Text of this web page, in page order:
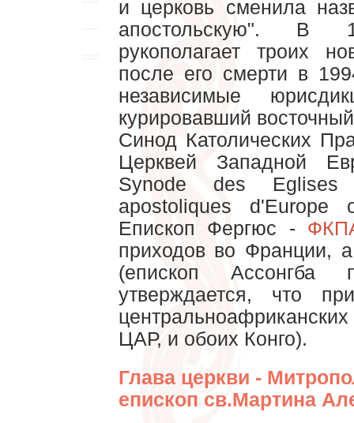
и церковь сменила
апостольскую". В
рукополагает троих
после его смерти в
независимые
курировавший
Синод Католических
Церквей Западной
Synode des Eglises
apostoliques d'Europe
Епископ Фергюс -
приходов во Франции,
(епископ Ассонгба
утверждается, что
ЦАР, и обоих Конго).
Глава церкви -
епископ св.Мартина